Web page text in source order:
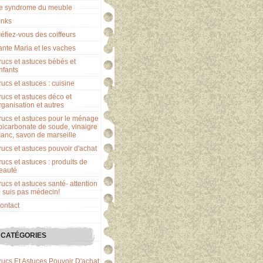
syndrome du meuble
vous des coiffeurs
Maria et les vaches
et astuces bébés et
et astuces : cuisine
et astuces déco et
et autres
et astuces pour le ménage
de soude, vinaigre
savon de marseille
et astuces pouvoir d'achat
et astuces : produits de
et astuces santé- attention
suis pas médecin!
CATÉGORIES
Et Astuces Pouvoir D'achat